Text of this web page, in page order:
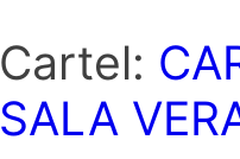
Cartel:
SALA